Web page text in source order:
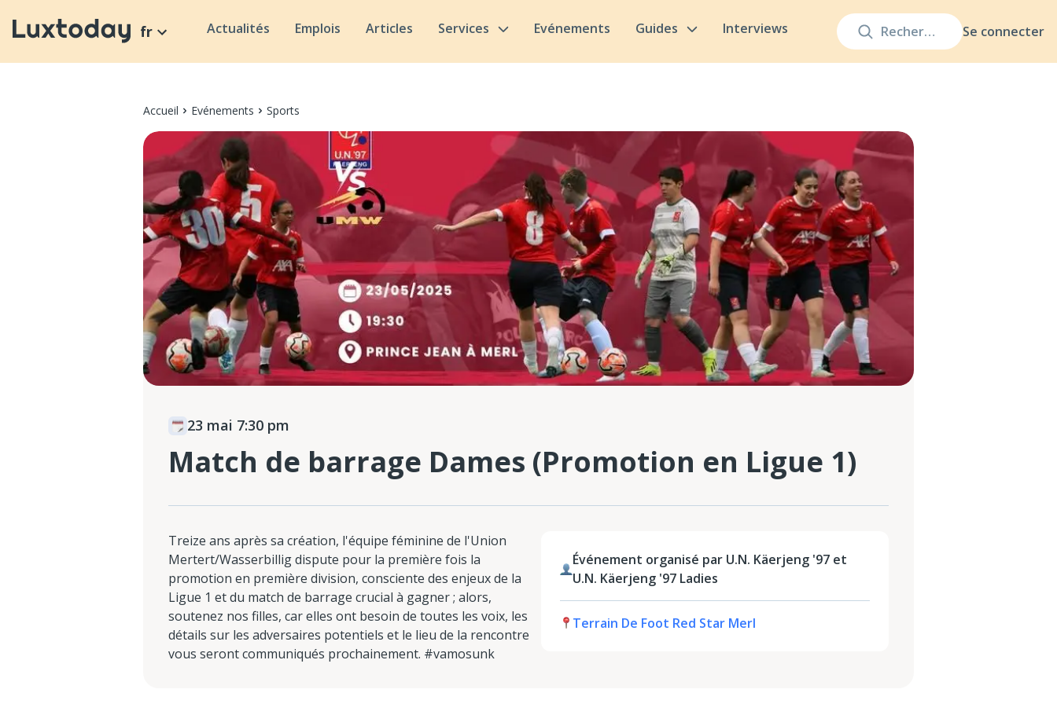
Se connecter
fr Actualités Emplois Articles Services Evénements Guides Interviews
Accueil Evénements Sports
23 mai 7:30 pm
Match de barrage Dames (Promotion en Ligue 1)
Treize ans après sa création, l'équipe féminine de l'Union
Mertert/Wasserbillig dispute pour la première fois la
promotion en première division, consciente des enjeux de la
Ligue 1 et du match de barrage crucial à gagner ; alors,
soutenez nos filles, car elles ont besoin de toutes les voix, les
détails sur les adversaires potentiels et le lieu de la rencontre
vous seront communiqués prochainement. #vamosunk
Événement organisé par U.N. Käerjeng '97 et
U.N. Käerjeng '97 Ladies
Terrain De Foot Red Star Merl